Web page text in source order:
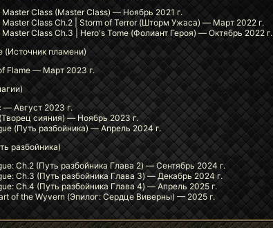
Class (Master Class) — Ноябрь 2021 г.
Master Class Ch.2 | Storm of Terror (Шторм Ужаса) — Март 2022 г.
Class Ch.3 | Hero's Tome (Фолиант Героя) — Октябрь 2022 г.
(Источник пламени)
Flame — Март 2023 г.
— Август 2023 г.
сияния) — Ноябрь 2023 г.
(Путь разбойника) — Апрель 2024 г.
разбойника)
Ch.2 (Путь разбойника Глава 2) — Сентябрь 2024 г.
Ch.3 (Путь разбойника Глава 3) — Декабрь 2024 г.
Ch.4 (Путь разбойника Глава 4) — Апрель 2025 г.
of the Wyvern (Эпилог: Сердце Виверны) — 2025 г.